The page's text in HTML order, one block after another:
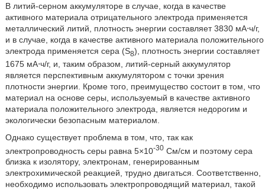
В литий-серном аккумуляторе в случае, когда в качестве
активного материала отрицательного электрода применяется
металлический литий, плотность энергии составляет 3830 мА⋅ч/г,
и в случае, когда в качестве активного материала положительного
электрода применяется сера (S8), плотность энергии составляет
1675 мА⋅ч/г, и, таким образом, литий-серный аккумулятор
является перспективным аккумулятором с точки зрения
плотности энергии. Кроме того, преимущество состоит в том, что
материал на основе серы, используемый в качестве активного
материала положительного электрода, является недорогим и
экологически безопасным материалом.
Однако существует проблема в том, что, так как
электропроводность серы равна 5×10-30См/см и поэтому сера
близка к изолятору, электронам, генерированным
электрохимической реакцией, трудно двигаться. Соответственно,
необходимо использовать электропроводящий материал, такой